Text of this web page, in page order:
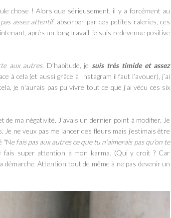
chose ! Alors que sérieusement, il y a forcément au
pas assez attentif, absorber par ces petites raleries, ces
après un long travail, je suis redevenue positive
aux autres. D’habitude, je suis très timide et assez
à cela (et aussi grâce à Instagram il faut l’avouer), j’ai
je n'aurais pas pu vivre tout ce que j'ai vécu ces six
de ma négativité. J’avais un dernier point à modifier. Je
ne veux pas me lancer des fleurs mais j’estimais être
"Ne fais pas aux autres ce que tu n’aimerais pas qu’on te
super attention à mon karma. (Qui y croit ? Car
démarche. Attention tout de même à ne pas devenir un